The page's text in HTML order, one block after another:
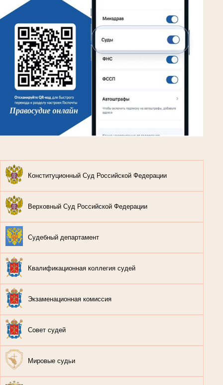
Конституционный Суд Российской Федерации
Верховный Суд Российской Федерации
Судебный департамент
Квалификационная коллегия судей
Экзаменационная комиссия
Совет судей
Мировые судьи